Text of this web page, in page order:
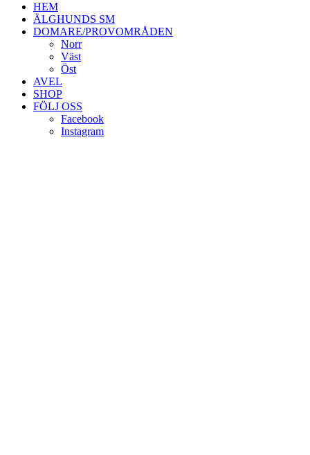
HEM
ÄLGHUNDS SM
DOMARE/PROVOMRÅDEN
Norr
Väst
Öst
AVEL
SHOP
FÖLJ OSS
Facebook
Instagram